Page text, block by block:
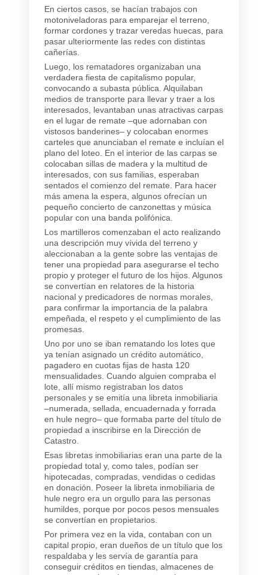
En ciertos casos, se hacían trabajos con
motoniveladoras para emparejar el terreno,
formar cordones y trazar veredas huecas, para
pasar ulteriormente las redes con distintas
cañerías.
Luego, los rematadores organizaban una
verdadera fiesta de capitalismo popular,
convocando a subasta pública. Alquilaban
medios de transporte para llevar y traer a los
interesados, levantaban unas atractivas carpas
en el lugar de remate –que adornaban con
vistosos banderines– y colocaban enormes
carteles que anunciaban el remate e incluían el
plano del loteo. En el interior de las carpas se
colocaban sillas de madera y la multitud de
interesados, con sus familias, esperaban
sentados el comienzo del remate. Para hacer
más amena la espera, algunos ofrecían un
pequeño concierto de canzonettas y música
popular con una banda polifónica.
Los martilleros comenzaban el acto realizando
una descripción muy vívida del terreno y
aleccionaban a la gente sobre las ventajas de
tener una propiedad para asegurarse el techo
propio y proteger el futuro de los hijos. Algunos
se convertían en relatores de la historia
nacional y predicadores de normas morales,
para confirmar la importancia de la palabra
empeñada, el respeto y el cumplimiento de las
promesas.
Uno por uno se iban rematando los lotes que
ya tenían asignado un crédito automático,
pagadero en cuotas fijas de hasta 120
mensualidades. Cuando alguien compraba el
lote, allí mismo registraban los datos
personales y se emitía una libreta inmobiliaria
–numerada, sellada, encuadernada y forrada
en hule negro– que formaba parte del título de
propiedad a inscribirse en la Dirección de
Catastro.
Esas libretas inmobiliarias eran una parte de la
propiedad total y, como tales, podían ser
hipotecadas, compradas, vendidas o cedidas
en donación. Poseer la libreta inmobiliaria de
hule negro era un orgullo para las personas
humildes, porque por pocos pesos mensuales
se convertían en propietarios.
Por primera vez en la vida, contaban con un
capital propio, eran dueños de un título que los
respaldaba y les servía de garantía para
conseguir créditos en tiendas, almacenes de